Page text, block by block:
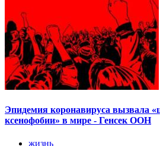
Эпидемия коронавируса вызвала
ксенофобии» в мире - Генсек ООН
жизнь